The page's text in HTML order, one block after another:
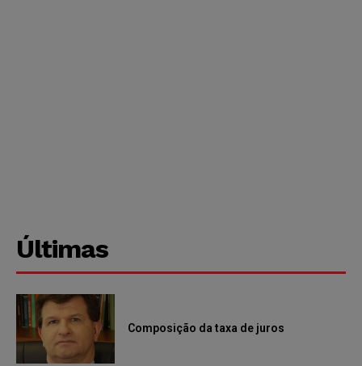
Últimas
Composição da taxa de juros